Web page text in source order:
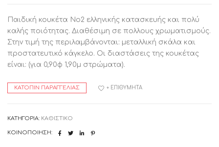
Παιδική κουκέτα Nο2 ελληνικής κατασκευής και πολύ
καλής ποιότητας. Διαθέσιμη σε πολλους χρωματισμούς.
Στην τιμή της περιλαμβάνονται: μεταλλική σκάλα και
προστατευτικό κάγκελο. Οι διαστάσεις της κουκέτας
είναι: (για 0,90φ 1,90μ στρώματα).
ΚΑΤΌΠΙΝ ΠΑΡΑΓΓΕΛΊΑΣ + ΕΠΙΘΥΜΗΤΆ
ΚΑΤΗΓΟΡΊΑ: ΚΑΘΙΣΤΙΚΟ
ΚΟΙΝΟΠΟΊΗΣΗ: